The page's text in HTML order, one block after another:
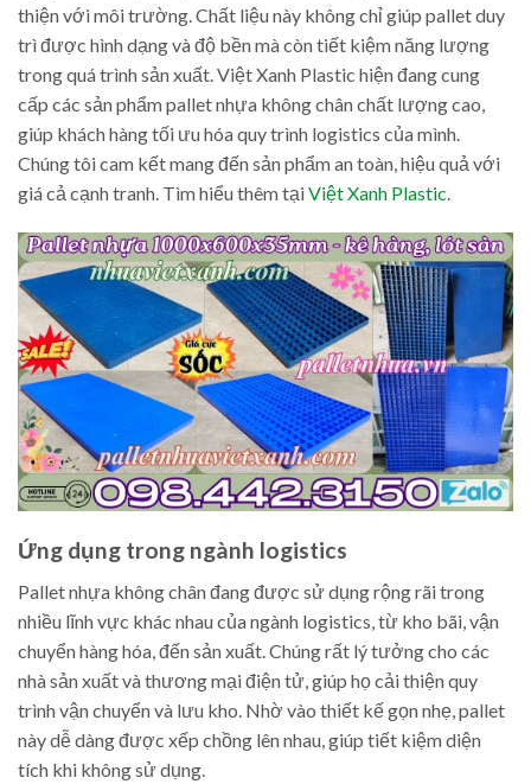
thiện với môi trường. Chất liệu này không chỉ giúp pallet duy
trì được hình dạng và độ bền mà còn tiết kiệm năng lượng
trong quá trình sản xuất. Việt Xanh Plastic hiện đang cung
cấp các sản phẩm pallet nhựa không chân chất lượng cao,
giúp khách hàng tối ưu hóa quy trình logistics của mình.
Chúng tôi cam kết mang đến sản phẩm an toàn, hiệu quả với
giá cả cạnh tranh. Tìm hiểu thêm tạiViệt Xanh Plastic.
Ứng dụng trong ngành logistics
Pallet nhựa không chân đang được sử dụng rộng rãi trong
nhiều lĩnh vực khác nhau của ngành logistics, từ kho bãi, vận
chuyển hàng hóa, đến sản xuất. Chúng rất lý tưởng cho các
nhà sản xuất và thương mại điện tử, giúp họ cải thiện quy
trình vận chuyển và lưu kho. Nhờ vào thiết kế gọn nhẹ, pallet
này dễ dàng được xếp chồng lên nhau, giúp tiết kiệm diện
tích khi không sử dụng.